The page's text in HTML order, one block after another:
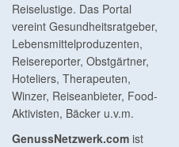
Reiselustige. Das Portal
vereint Gesundheitsratgeber,
Lebensmittelproduzenten,
Reisereporter, Obstgärtner,
Hoteliers, Therapeuten,
Winzer, Reiseanbieter, Food-
Aktivisten, Bäcker u.v.m.
GenussNetzwerk.com ist